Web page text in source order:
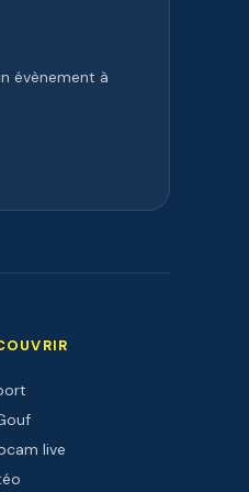
évènement à
live